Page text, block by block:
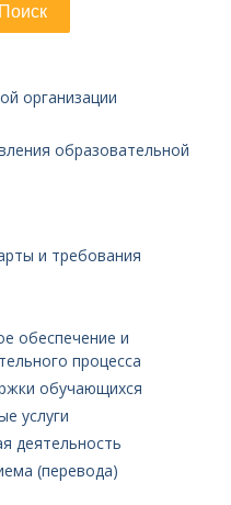
Поиск
организации
образовательной
и требования
обеспечение и
процесса
обучающихся
услуги
деятельность
(перевода)